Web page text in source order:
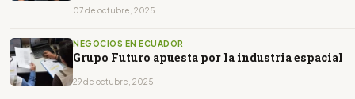
07 de octubre, 2025
NEGOCIOS EN ECUADOR
Grupo Futuro apuesta por la industria espacial
29 de octubre, 2025